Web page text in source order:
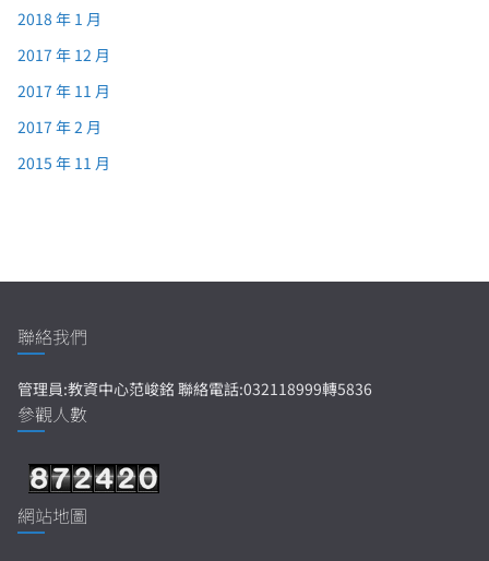
2018 年 1 月
2017 年 12 月
2017 年 11 月
2017 年 2 月
2015 年 11 月
聯絡我們
管理員:教資中心范峻銘 聯絡電話:032118999轉5836
參觀人數
網站地圖